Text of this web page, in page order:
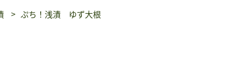
ぷち！浅漬 ゆず大根